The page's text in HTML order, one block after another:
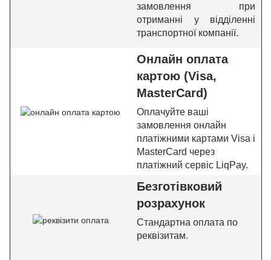
замовлення при
отриманні у відділенні
транспортної компанії.
Онлайн оплата
картою (Visa,
MasterCard)
Оплачуйте ваші
замовлення онлайн
платіжними картами Visa і
MasterCard через
платіжний сервіс LiqPay.
Безготівковий
розрахунок
Стандартна оплата по
реквізитам.